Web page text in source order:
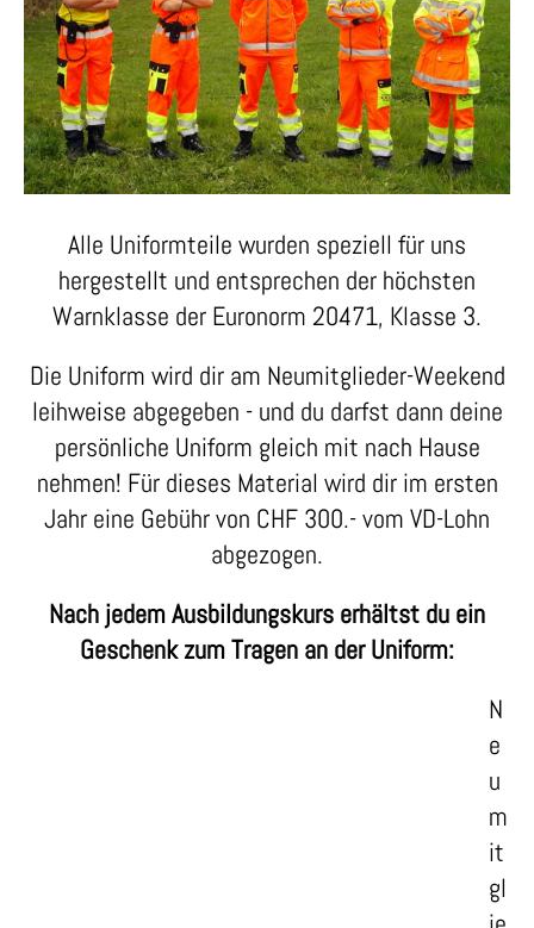
Alle Uniformteile wurden speziell für uns
hergestellt und entsprechen der höchsten
Warnklasse der Euronorm 20471, Klasse 3.
Die Uniform wird dir am Neumitglieder-Weekend
leihweise abgegeben - und du darfst dann deine
persönliche Uniform gleich mit nach Hause
nehmen! Für dieses Material wird dir im ersten
Jahr eine Gebühr von CHF 300.- vom VD-Lohn
abgezogen.
Nach jedem Ausbildungskurs erhältst du ein
Geschenk zum Tragen an der Uniform:
N
e
u
m
it
gl